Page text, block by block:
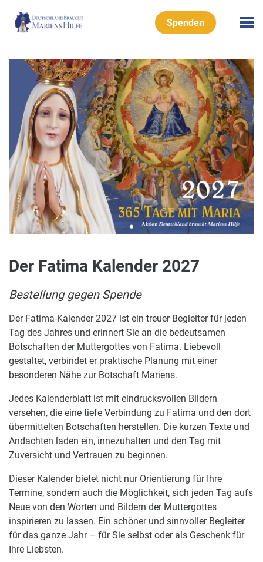
Spenden
Der Fatima Kalender 2027
Bestellung gegen Spende
Der Fatima-Kalender 2027 ist ein treuer Begleiter für jeden
Tag des Jahres und erinnert Sie an die bedeutsamen
Botschaften der Muttergottes von Fatima. Liebevoll
gestaltet, verbindet er praktische Planung mit einer
besonderen Nähe zur Botschaft Mariens.
Jedes Kalenderblatt ist mit eindrucksvollen Bildern
versehen, die eine tiefe Verbindung zu Fatima und den dort
übermittelten Botschaften herstellen. Die kurzen Texte und
Andachten laden ein, innezuhalten und den Tag mit
Zuversicht und Vertrauen zu beginnen.
Dieser Kalender bietet nicht nur Orientierung für Ihre
Termine, sondern auch die Möglichkeit, sich jeden Tag aufs
Neue von den Worten und Bildern der Muttergottes
inspirieren zu lassen. Ein schöner und sinnvoller Begleiter
für das ganze Jahr – für Sie selbst oder als Geschenk für
Ihre Liebsten.